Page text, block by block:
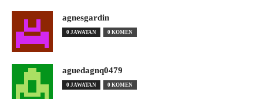
agnesgardin
0 JAWATAN 0 KOMEN
aguedagnq0479
0 JAWATAN 0 KOMEN